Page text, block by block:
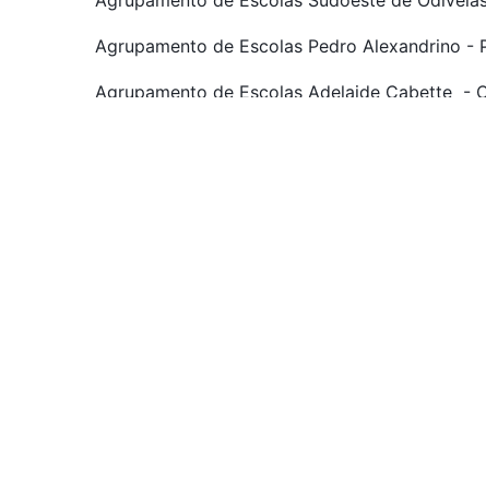
Agrupamento de Escolas Pedro Alexandrino -
Agrupamento de Escolas Adelaide Cabette -